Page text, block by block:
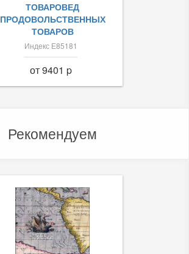
ТОВАРОВЕД
ПРОДОВОЛЬСТВЕННЫХ
ТОВАРОВ
Индекс Е85181
от 9401 p
Рекомендуем